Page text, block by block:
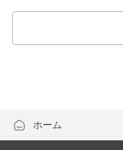
ホーム